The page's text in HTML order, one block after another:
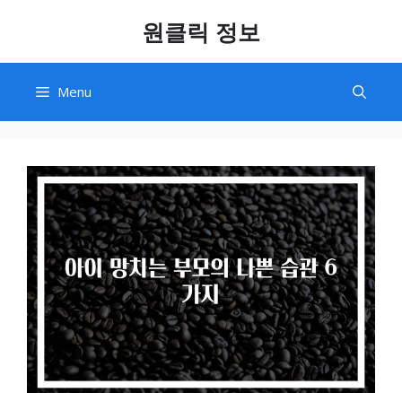
content
원클릭 정보
Menu